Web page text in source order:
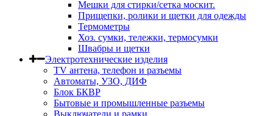
Мешки для стирки/сетка москит.
Прищепки, ролики и щетки для одежды
Термометры
Хоз. сумки, тележки, термосумки
Швабры и щетки
Электротехнические изделия
TV aнтена, телефон и разъемы
Автоматы, УЗО, ДИФ
Блок БКВР
Бытовые и промышленные разъемы
Выключатели и рамки